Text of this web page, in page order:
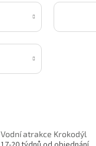
Vodní atrakce Krokodýl